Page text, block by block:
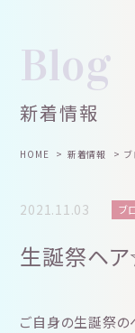
Blog
新着情報
HOME 新着情報
2021.11.03 ブ
生誕祭ヘア
ご自身の生誕祭